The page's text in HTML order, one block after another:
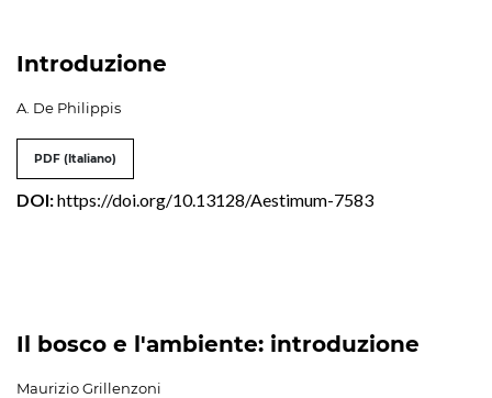
Introduzione
A. De Philippis
PDF (Italiano)
DOI:https://doi.org/10.13128/Aestimum-7583
Il bosco e l'ambiente: introduzione
Maurizio Grillenzoni